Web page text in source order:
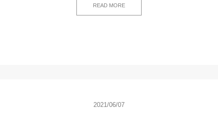
READ MORE
2021/06/07